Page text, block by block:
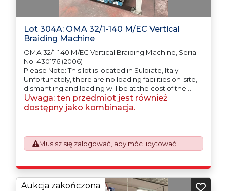
Lot 304A: OMA 32/1-140 M/EC Vertical
Braiding Machine
OMA 32/1-140 M/EC Vertical Braiding Machine, Serial
No. 430176 (2006)
Please Note: This lot is located in Sulbiate, Italy.
Unfortunately, there are no loading facilities on-site,
dismantling and loading will be at the cost of the
purchaser. All/Any tooling is being offered as
specifically described.
Uwaga: ten przedmiot jest również
dostępny jako kombinacja.
Musisz się zalogować, aby móc licytować
Aukcja zakończona